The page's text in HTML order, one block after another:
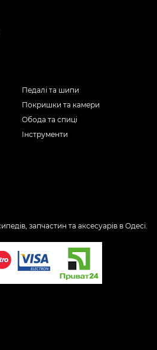
Педалі та шипи
Покришки та камери
Обода та спиці
Інструменти
запчастин та аксесуарів в Одесі.